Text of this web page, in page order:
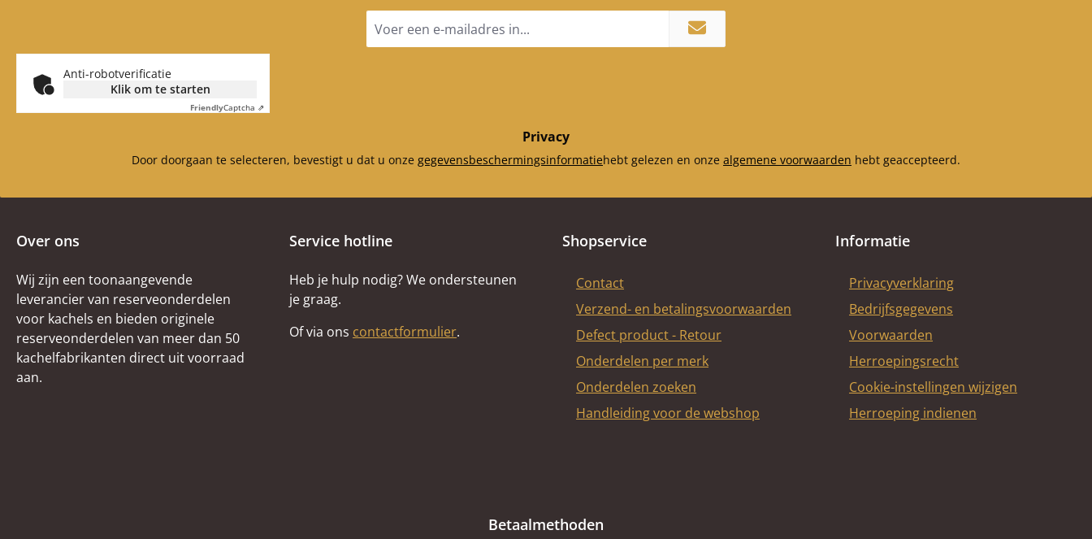
mailadres
Anti-robotverificatie
Klik om te starten
FriendlyCaptcha ⇗
Privacy
Door doorgaan te selecteren, bevestigt u dat u onze gegevensbeschermingsinformatiehebt gelezen en onze algemene voorwaarden hebt geaccepteerd.
Over ons
Wij zijn een toonaangevende
leverancier van reserveonderdelen
voor kachels en bieden originele
reserveonderdelen van meer dan 50
kachelfabrikanten direct uit voorraad
aan.
Service hotline
Heb je hulp nodig? We ondersteunen
je graag.
Of via ons contactformulier.
Shopservice
Contact
Verzend- en betalingsvoorwaarden
Defect product - Retour
Onderdelen per merk
Onderdelen zoeken
Handleiding voor de webshop
Informatie
Privacyverklaring
Bedrijfsgegevens
Voorwaarden
Herroepingsrecht
Cookie-instellingen wijzigen
Herroeping indienen
Betaalmethoden